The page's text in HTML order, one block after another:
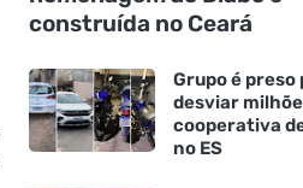
construída no Ceará
Grupo é preso
desviar
cooperativa
no ES